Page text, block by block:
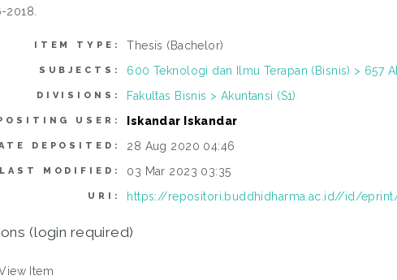
2018.
ITEM TYPE: Thesis (Bachelor)
SUBJECTS: 600 Teknologi dan Ilmu Terapan (Bisnis) > 657
DIVISIONS: Fakultas Bisnis > Akuntansi (S1)
USER: Iskandar Iskandar
DEPOSITED: 28 Aug 2020 04:46
LAST MODIFIED: 03 Mar 2023 03:35
URI: https://repositori.buddhidharma.ac.id//id/
(login required)
Item